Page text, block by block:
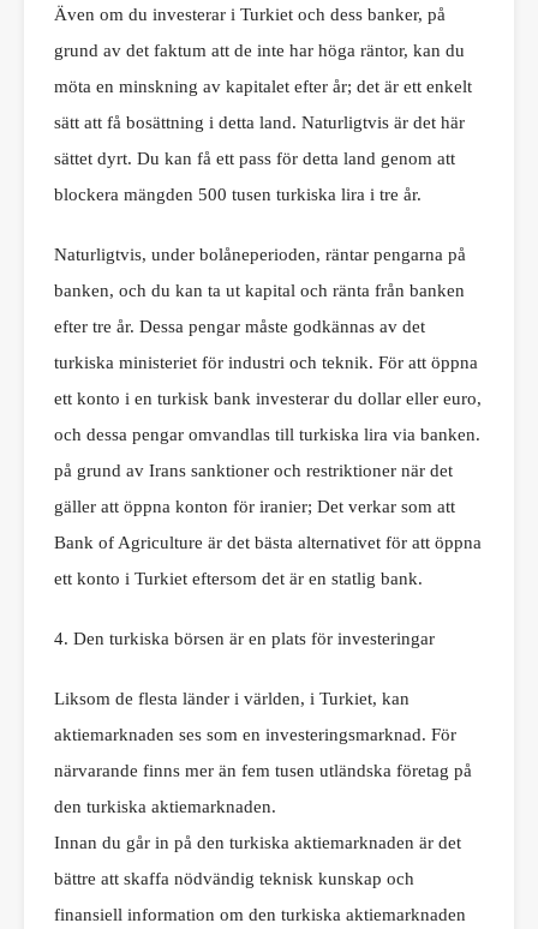
Även om du investerar i Turkiet och dess banker, på
grund av det faktum att de inte har höga räntor, kan du
möta en minskning av kapitalet efter år; det är ett enkelt
sätt att få bosättning i detta land. Naturligtvis är det här
sättet dyrt. Du kan få ett pass för detta land genom att
blockera mängden 500 tusen turkiska lira i tre år.
Naturligtvis, under bolåneperioden, räntar pengarna på
banken, och du kan ta ut kapital och ränta från banken
efter tre år. Dessa pengar måste godkännas av det
turkiska ministeriet för industri och teknik. För att öppna
ett konto i en turkisk bank investerar du dollar eller euro,
och dessa pengar omvandlas till turkiska lira via banken.
på grund av Irans sanktioner och restriktioner när det
gäller att öppna konton för iranier; Det verkar som att
Bank of Agriculture är det bästa alternativet för att öppna
ett konto i Turkiet eftersom det är en statlig bank.
4. Den turkiska börsen är en plats för investeringar
Liksom de flesta länder i världen, i Turkiet, kan
aktiemarknaden ses som en investeringsmarknad. För
närvarande finns mer än fem tusen utländska företag på
den turkiska aktiemarknaden.
Innan du går in på den turkiska aktiemarknaden är det
bättre att skaffa nödvändig teknisk kunskap och
finansiell information om den turkiska aktiemarknaden